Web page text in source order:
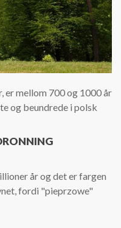
er mellom 700 og 1000 år
og beundrede i polsk
år og det er fargen
fordi "pieprzowe"